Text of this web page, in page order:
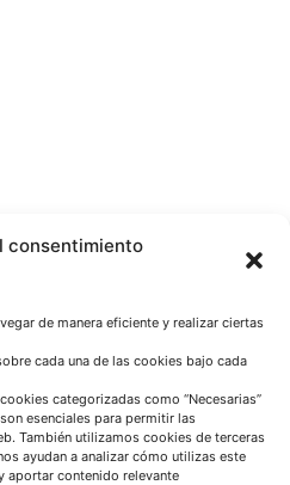
consentimiento
de manera eficiente y realizar ciertas
cada una de las cookies bajo cada
categorizadas como “Necesarias”
esenciales para permitir las
También utilizamos cookies de terceras
ayudan a analizar cómo utilizas este
aportar contenido relevante